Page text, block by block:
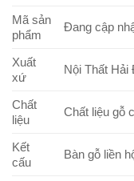
Mã sản
phẩm
Đang cập
Xuất
xứ
Nội Thất Hải
Chất
liệu
Chất liệu gỗ
Kết
cấu
Bàn gỗ liền